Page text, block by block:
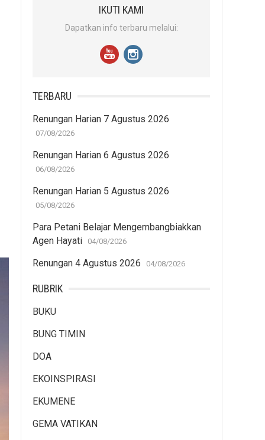
IKUTI KAMI
Dapatkan info terbaru melalui:
TERBARU
Renungan Harian 7 Agustus 2026
07/08/2026
Renungan Harian 6 Agustus 2026
06/08/2026
Renungan Harian 5 Agustus 2026
05/08/2026
Para Petani Belajar Mengembangbiakkan
Agen Hayati
04/08/2026
Renungan 4 Agustus 2026 04/08/2026
RUBRIK
BUKU
BUNG TIMIN
DOA
EKOINSPIRASI
EKUMENE
GEMA VATIKAN